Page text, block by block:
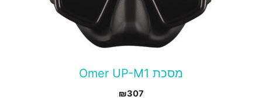
מסכת Omer UP-M1
₪307